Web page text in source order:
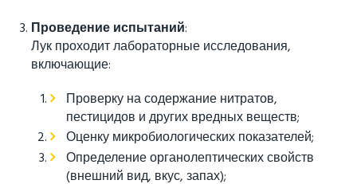
Проведение испытаний:
Лук проходит лабораторные исследования,
включающие:
Проверку на содержание нитратов,
пестицидов и других вредных веществ;
Оценку микробиологических показателей;
Определение органолептических свойств
(внешний вид, вкус, запах);